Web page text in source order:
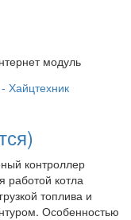
контроллер
работой котла
топлива и
Особенностью